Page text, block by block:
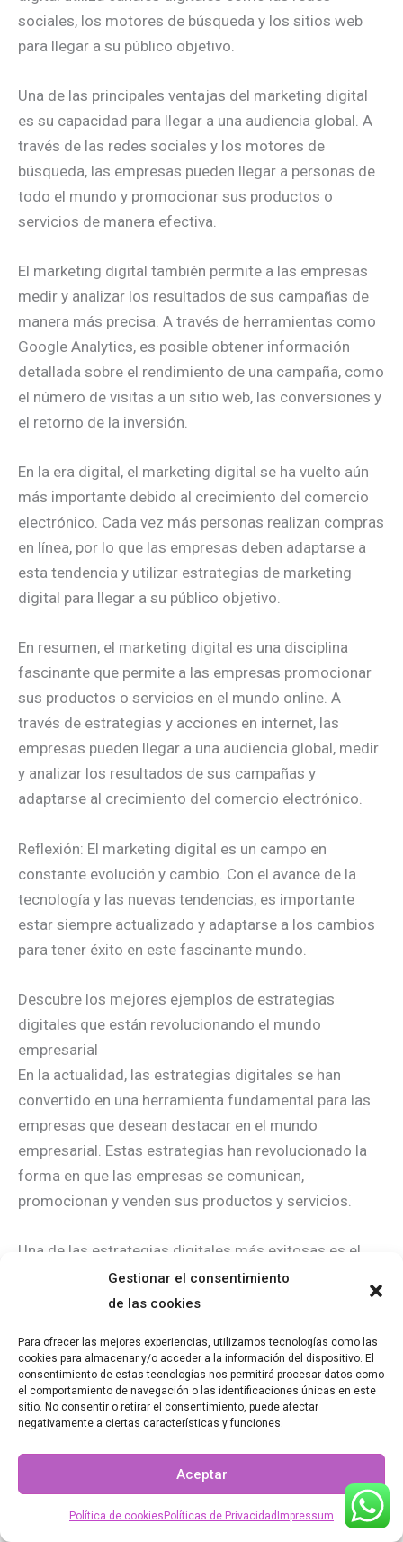
Gestionar el consentimiento
de las cookies
Para ofrecer las mejores experiencias, utilizamos tecnologías como las
cookies para almacenar y/o acceder a la información del dispositivo. El
consentimiento de estas tecnologías nos permitirá procesar datos como
el comportamiento de navegación o las identificaciones únicas en este
sitio. No consentir o retirar el consentimiento, puede afectar
negativamente a ciertas características y funciones.
Aceptar
Política de cookies Políticas de Privacidad Impressum
sociales, los motores de búsqueda y los sitios web
para llegar a su público objetivo.
Una de las principales ventajas del marketing digital
es su capacidad para llegar a una audiencia global. A
través de las redes sociales y los motores de
búsqueda, las empresas pueden llegar a personas de
todo el mundo y promocionar sus productos o
servicios de manera efectiva.
El marketing digital también permite a las empresas
medir y analizar los resultados de sus campañas de
manera más precisa. A través de herramientas como
Google Analytics, es posible obtener información
detallada sobre el rendimiento de una campaña, como
el número de visitas a un sitio web, las conversiones y
el retorno de la inversión.
En la era digital, el marketing digital se ha vuelto aún
más importante debido al crecimiento del comercio
electrónico. Cada vez más personas realizan compras
en línea, por lo que las empresas deben adaptarse a
esta tendencia y utilizar estrategias de marketing
digital para llegar a su público objetivo.
En resumen, el marketing digital es una disciplina
fascinante que permite a las empresas promocionar
sus productos o servicios en el mundo online. A
través de estrategias y acciones en internet, las
empresas pueden llegar a una audiencia global, medir
y analizar los resultados de sus campañas y
adaptarse al crecimiento del comercio electrónico.
Reflexión: El marketing digital es un campo en
constante evolución y cambio. Con el avance de la
tecnología y las nuevas tendencias, es importante
estar siempre actualizado y adaptarse a los cambios
para tener éxito en este fascinante mundo.
Descubre los mejores ejemplos de estrategias
digitales que están revolucionando el mundo
empresarial
En la actualidad, las estrategias digitales se han
convertido en una herramienta fundamental para las
empresas que desean destacar en el mundo
empresarial. Estas estrategias han revolucionado la
forma en que las empresas se comunican,
promocionan y venden sus productos y servicios.
Una de las estrategias digitales más exitosas es el
marketing de contenidos. Esta estrategia consiste en
crear y compartir contenido relevante y valioso para
utilizan esta estrategia logran posicionarse como
líderes en su industria y generar confianza en sus
clientes.
Otra estrategia digital que está revolucionando el
mundo empresarial es el uso de las redes sociales.
Las empresas utilizan plataformas como Facebook,
Instagram y Twitter para interactuar con sus clientes,